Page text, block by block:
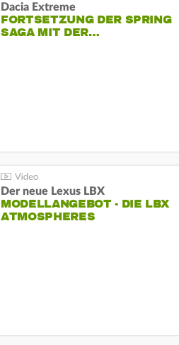
Dacia Extreme
FORTSETZUNG DER SPRING
SAGA MIT DER…
Der neue Lexus LBX
MODELLANGEBOT - DIE LBX
ATMOSPHERES